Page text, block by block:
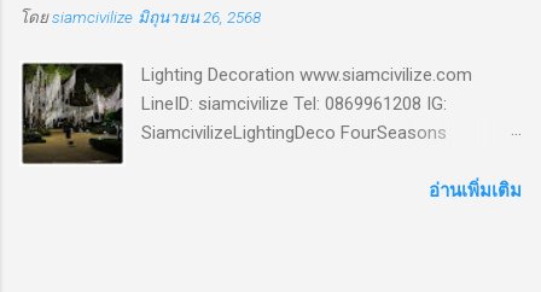
เลี้ยง # ไฟบรรยากาศ #โคมไฟ ทรงกลม #ไฟ
#roundLamp #stringLights #lighting
#decoration #lightingdesign #lightingdecor
#bokeh #celebration #wedding # งาน
โดยsiamcivilize มิถุนายน 26, 2568
Lighting Decoration www.siamcivilize.com
LineID: siamcivilize Tel: 0869961208 IG:
SiamcivilizeLightingDeco FourSeasons
#fourseasonsbangkokatchaoprayariverอ่านเพิ่มเติม